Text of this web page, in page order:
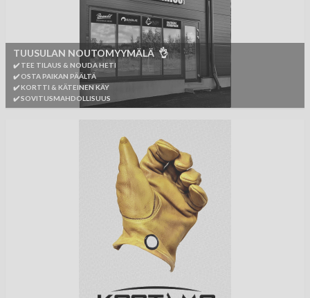
TUUSULAN NOUTOMYYMÄLÄ 👌
✔️ TEE TILAUS & NOUDA HETI
✔️ OSTA PAIKAN PÄÄLTÄ
✔️ KORTTI & KÄTEINEN KÄY
✔️ SOVITUSMAHDOLLISUUS